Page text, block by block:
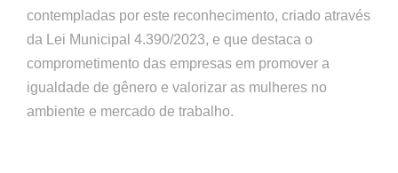
contempladas por este reconhecimento, criado através
da Lei Municipal 4.390/2023, e que destaca o
comprometimento das empresas em promover a
igualdade de gênero e valorizar as mulheres no
ambiente e mercado de trabalho.